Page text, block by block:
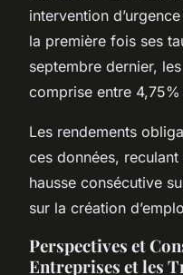
intervention
la première fois ses
septembre dernier,
comprise entre
Les rendements
ces données,
hausse consécutive
sur la création
Perspectives et
Entreprises et les